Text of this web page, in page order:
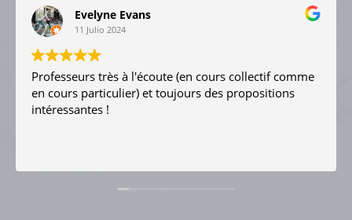
Evelyne Evans
11 Julio 2024
Professeurs très à l'écoute (en cours collectif comme
en cours particulier) et toujours des propositions
intéressantes !